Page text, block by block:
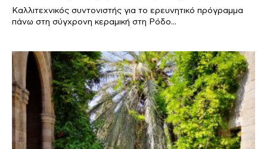
Καλλιτεχνικός συντονιστής για το ερευνητικό πρόγραμμα
πάνω στη σύγχρονη κεραμική στη Ρόδο...